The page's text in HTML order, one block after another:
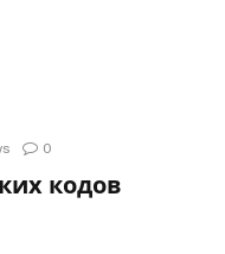
0
кодов